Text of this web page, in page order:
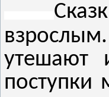
утешают
поступки